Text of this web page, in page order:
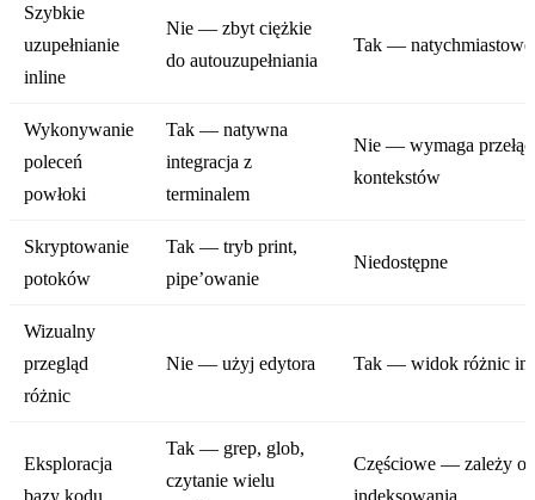
Szybkie
uzupełnianie
inline
Nie — zbyt ciężkie
do autouzupełniania
Tak — natychmiastowe
Wykonywanie
poleceń
powłoki
Tak — natywna
integracja z
terminalem
Nie — wymaga
kontekstów
Skryptowanie
potoków
Tak — tryb print,
pipe’owanie
Niedostępne
Wizualny
przegląd
różnic
Nie — użyj edytora Tak — widok różnic
Eksploracja
bazy kodu
Tak — grep, glob,
czytanie wielu
Częściowe — zależy od
indeksowania